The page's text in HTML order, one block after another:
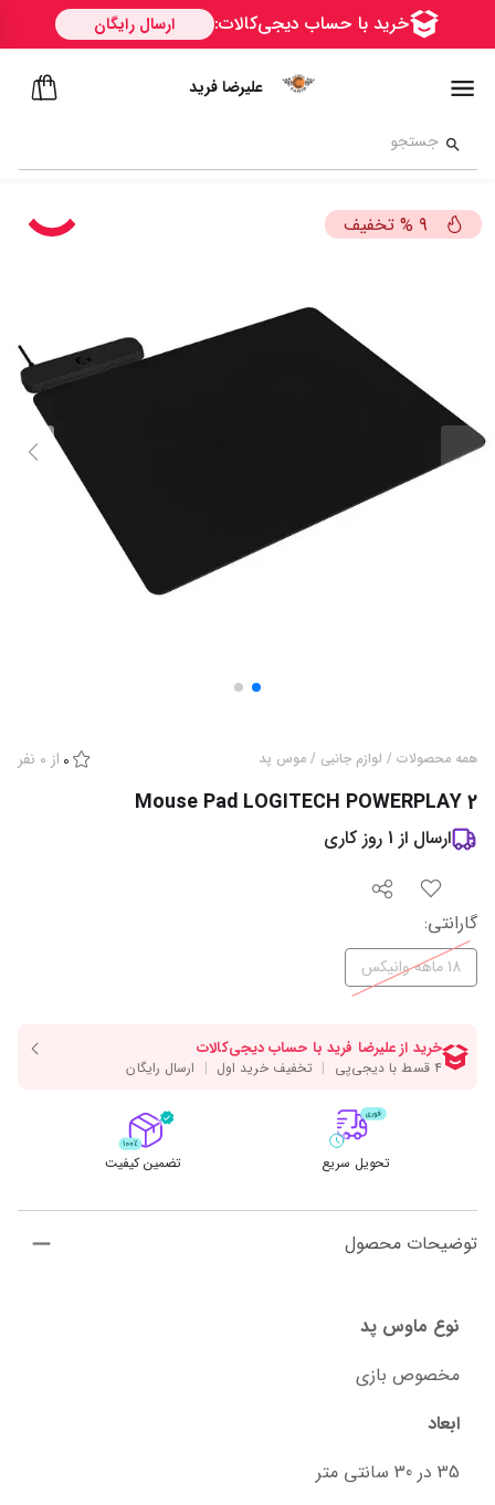
علیرضا فرید
9
% تخفیف
همه محصولات / لوازم جانبی / موس پد 0 از 0 نفر
Mouse Pad LOGITECH POWERPLAY 2
ارسال از 1 روز کاری
گارانتی:
18 ماهه وانیکس
تحویل سریع تضمین کیفیت
توضیحات محصول
نوع ماوس پد
مخصوص بازی
ابعاد
35 در 30 سانتی متر